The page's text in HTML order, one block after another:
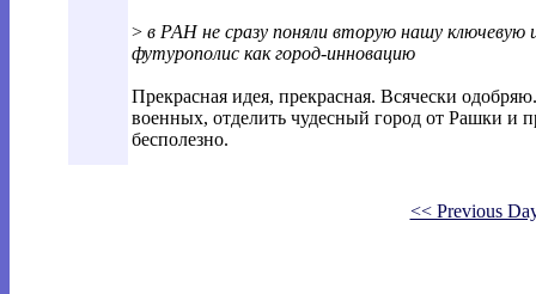
> в РАН не сразу поняли вторую нашу ключевую
футурополис как город-инновацию
Прекрасная идея, прекрасная. Всячески
военных, отделить чудесный город от Рашки и
бесполезно.
<< Previous